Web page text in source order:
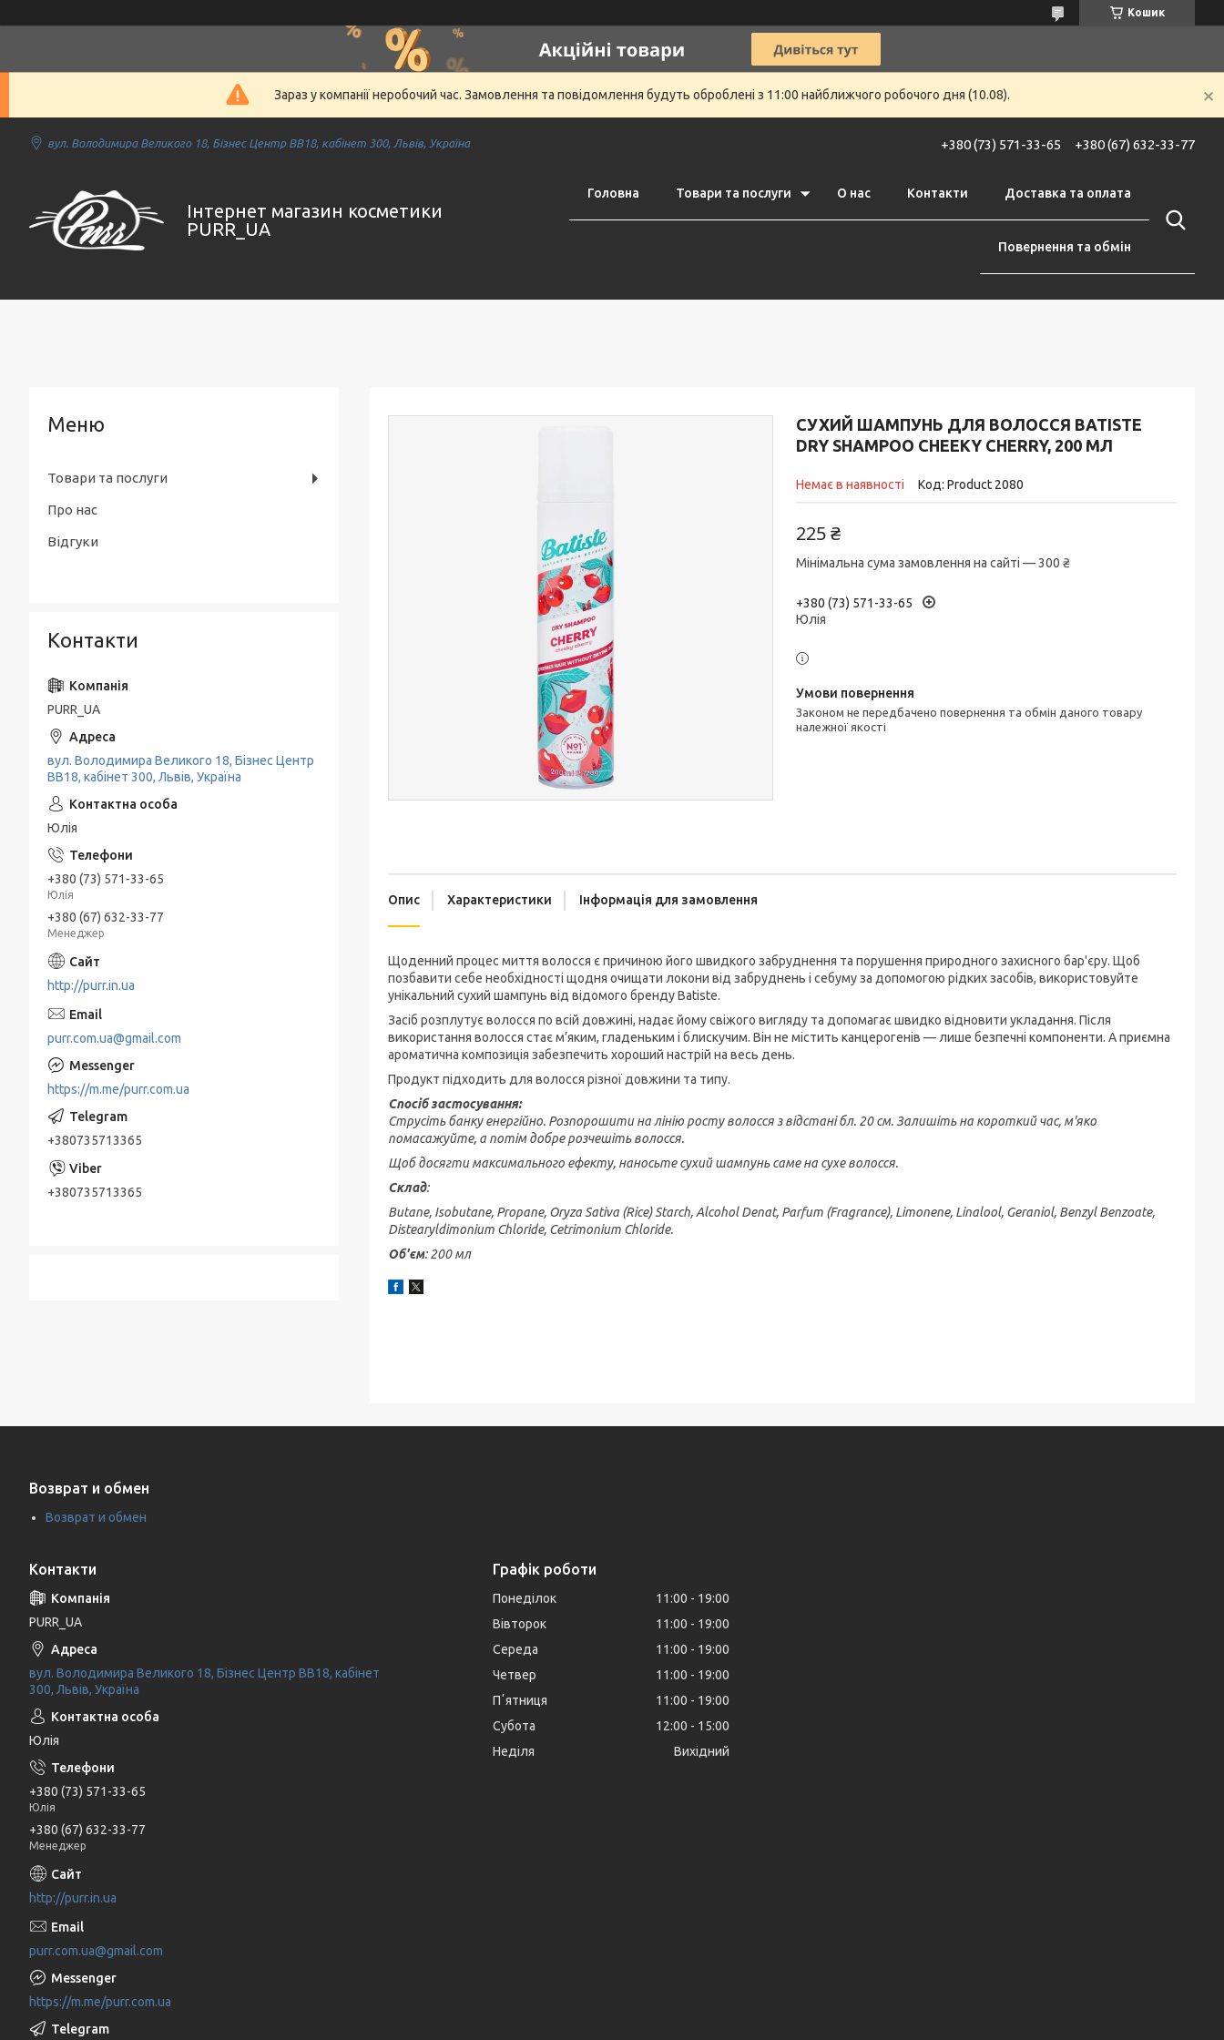
Кошик
Зараз у компанії неробочий час. Замовлення та повідомлення будуть оброблені з 11:00 найближчого робочого дня (10.08).
вул. Володимира Великого 18, Бізнес Центр ВВ18, кабінет 300, Львів, Україна +380 (73) 571-33-65 +380 (67) 632-33-77
Інтернет магазин косметики
PURR_UA
Головна Товари та послуги О нас Контакти Доставка та оплата
Повернення та обмін
СУХИЙ ШАМПУНЬ ДЛЯ ВОЛОССЯ BATISTE
DRY SHAMPOO CHEEKY CHERRY, 200 МЛ
Немає в наявності Код: Product 2080
225 ₴
Мінімальна сума замовлення на сайті — 300 ₴
+380 (73) 571-33-65
Юлія
Законом не передбачено повернення та обмін даного товару
належної якості
Опис Характеристики Інформація для замовлення
Щоденний процес миття волосся є причиною його швидкого забруднення та порушення природного захисного бар'єру. Щоб
позбавити себе необхідності щодня очищати локони від забруднень і себуму за допомогою рідких засобів, використовуйте
унікальний сухий шампунь від відомого бренду Batiste.
Засіб розплутує волосся по всій довжині, надає йому свіжого вигляду та допомагає швидко відновити укладання. Після
використання волосся стає м’яким, гладеньким і блискучим. Він не містить канцерогенів — лише безпечні компоненти. А приємна
ароматична композиція забезпечить хороший настрій на весь день.
Продукт підходить для волосся різної довжини та типу.
Спосіб застосування:
Струсіть банку енергійно. Розпорошити на лінію росту волосся з відстані бл. 20 см. Залишіть на короткий час, м'яко
помасажуйте, а потім добре розчешіть волосся.
Щоб досягти максимального ефекту, наносьте сухий шампунь саме на сухе волосся.
Склад:
Butane, Isobutane, Propane, Oryza Sativa (Rice) Starch, Alcohol Denat, Parfum (Fragrance), Limonene, Linalool, Geraniol, Benzyl Benzoate,
Distearyldimonium Chloride, Cetrimonium Chloride.
Об'єм: 200 мл
Товари та послуги
Про нас
Відгуки
Контакти
PURR_UA
вул. Володимира Великого 18, Бізнес Центр
ВВ18, кабінет 300, Львів, Україна
Юлія
+380 (73) 571-33-65
Юлія
+380 (67) 632-33-77
Менеджер
http://purr.in.ua
purr.com.ua@gmail.com
https://m.me/purr.com.ua
+380735713365
+380735713365
Возврат и обмен
Возврат и обмен
Контакти
PURR_UA
вул. Володимира Великого 18, Бізнес Центр ВВ18, кабінет
300, Львів, Україна
Юлія
+380 (73) 571-33-65
Юлія
+380 (67) 632-33-77
Менеджер
http://purr.in.ua
purr.com.ua@gmail.com
https://m.me/purr.com.ua
Графік роботи
Понеділок 11:00
19:00
Вівторок
11:00
19:00
Середа
11:00
19:00
Четвер
11:00
19:00
Пʼятниця
11:00
19:00
Субота
12:00
15:00
Неділя
Вихідний